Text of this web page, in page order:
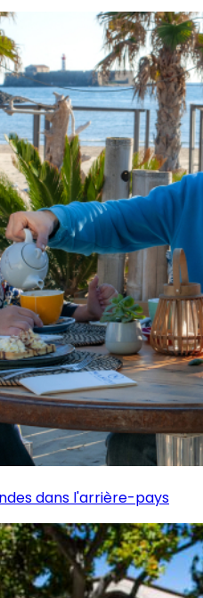
dans l'arrière-pays